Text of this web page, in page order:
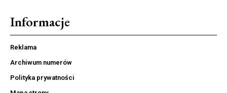
Informacje
Reklama
Archiwum numerów
Polityka prywatności